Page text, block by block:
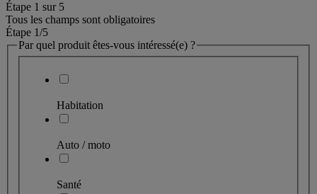
Étape 1 sur 5
Tous les champs sont obligatoires
Étape 1/5
Par quel produit êtes-vous intéressé(e) ?
Habitation
Auto / moto
Santé